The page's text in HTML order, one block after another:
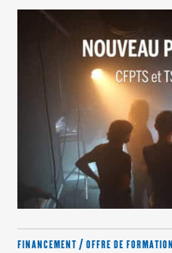
FINANCEMENT / OFFRE DE FORMATION